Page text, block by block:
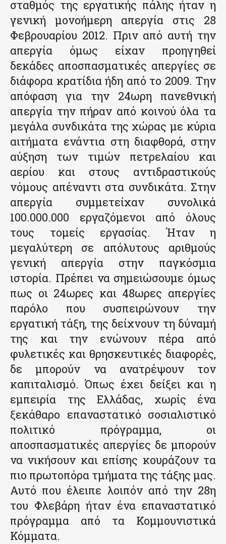
σταθμός της εργατικής πάλης ήταν η
γενική μονοήμερη απεργία στις 28
Φεβρουαρίου 2012. Πριν από αυτή την
απεργία όμως είχαν προηγηθεί
δεκάδες αποσπασματικές απεργίες σε
διάφορα κρατίδια ήδη από το 2009. Την
απόφαση για την 24ωρη πανεθνική
απεργία την πήραν από κοινού όλα τα
μεγάλα συνδικάτα της χώρας με κύρια
αιτήματα ενάντια στη διαφθορά, στην
αύξηση των τιμών πετρελαίου και
αερίου και στους αντιδραστικούς
νόμους απέναντι στα συνδικάτα. Στην
απεργία συμμετείχαν συνολικά
100.000.000 εργαζόμενοι από όλους
τους τομείς εργασίας. Ήταν η
μεγαλύτερη σε απόλυτους αριθμούς
γενική απεργία στην παγκόσμια
ιστορία. Πρέπει να σημειώσουμε όμως
πως οι 24ωρες και 48ωρες απεργίες
παρόλο που συσπειρώνουν την
εργατική τάξη, της δείχνουν τη δύναμή
της και την ενώνουν πέρα από
φυλετικές και θρησκευτικές διαφορές,
δε μπορούν να ανατρέψουν τον
καπιταλισμό. Όπως έχει δείξει και η
εμπειρία της Ελλάδας, χωρίς ένα
ξεκάθαρο επαναστατικό σοσιαλιστικό
πολιτικό πρόγραμμα, οι
αποσπασματικές απεργίες δε μπορούν
να νικήσουν και επίσης κουράζουν τα
πιο πρωτοπόρα τμήματα της τάξης μας.
Αυτό που έλειπε λοιπόν από την 28η
του Φλεβάρη ήταν ένα επαναστατικό
πρόγραμμα από τα Κομμουνιστικά
Κόμματα.